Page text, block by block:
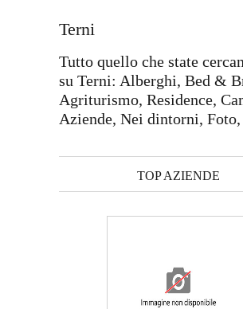
Terni
Tutto quello che state
su Terni: Alberghi, Bed &
Agriturismo, Residence,
Aziende, Nei dintorni, Foto,
TOP AZIENDE